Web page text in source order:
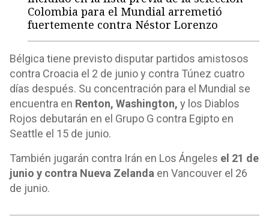
Colombia para el Mundial arremetió
fuertemente contra Néstor Lorenzo
Bélgica tiene previsto disputar partidos amistosos
contra Croacia el 2 de junio y contra Túnez cuatro
días después. Su concentración para el Mundial se
encuentra en Renton, Washington, y los Diablos
Rojos debutarán en el Grupo G contra Egipto en
Seattle el 15 de junio.
También jugarán contra Irán en Los Ángeles el 21 de
junio y contra Nueva Zelanda en Vancouver el 26
de junio.